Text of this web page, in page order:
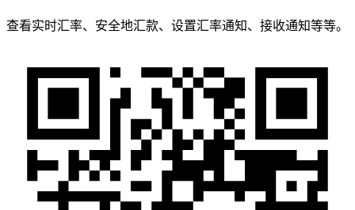
查看实时汇率、安全地汇款、设置汇率通知、接收通知等等。